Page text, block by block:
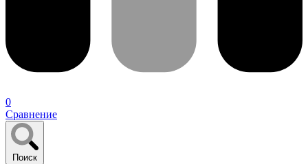
0
Сравнение
Поиск